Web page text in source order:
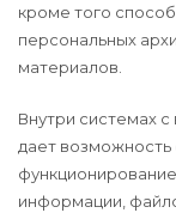
кроме того
персональных
материалов.
Внутри системах
дает возможность
информации,